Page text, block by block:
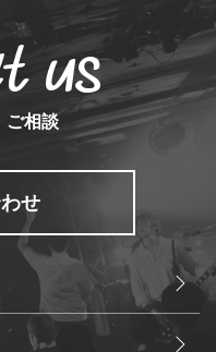
us
ご相談
せ